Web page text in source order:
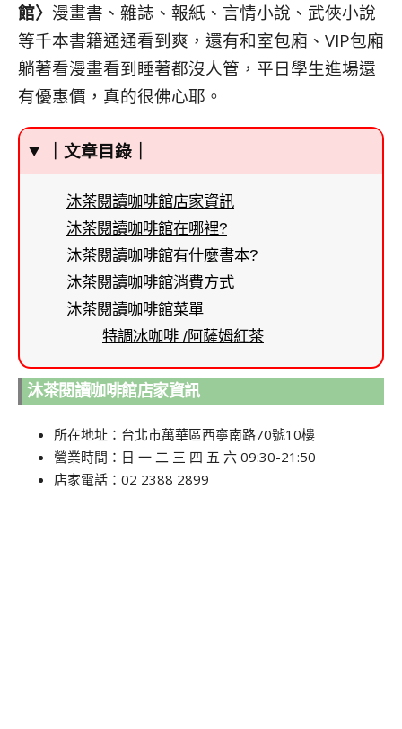
館〉 漫畫書、雜誌、報紙、言情小說、武俠小說
等千本書籍通通看到爽，還有和室包廂、VIP包廂
躺著看漫畫看到睡著都沒人管， 平日學生進場還
有優惠價，真的很佛心耶。
｜文章目錄｜
沐茶閱讀咖啡館店家資訊
沐茶閱讀咖啡館在哪裡?
沐茶閱讀咖啡館有什麼書本?
沐茶閱讀咖啡館消費方式
沐茶閱讀咖啡館菜單
特調冰咖啡 /阿薩姆紅茶
沐茶閱讀咖啡館店家資訊
所在地址：台北市萬華區西寧南路70號10樓
營業時間：日 一 二 三 四 五 六 09:30-21:50
店家電話：02 2388 2899